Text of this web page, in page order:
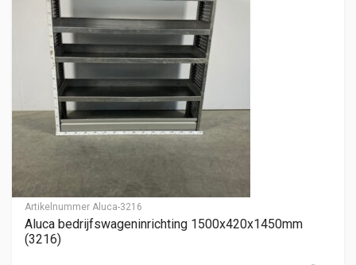
Artikelnummer Aluca-3216
Aluca bedrijfswageninrichting 1500x420x1450mm
(3216)